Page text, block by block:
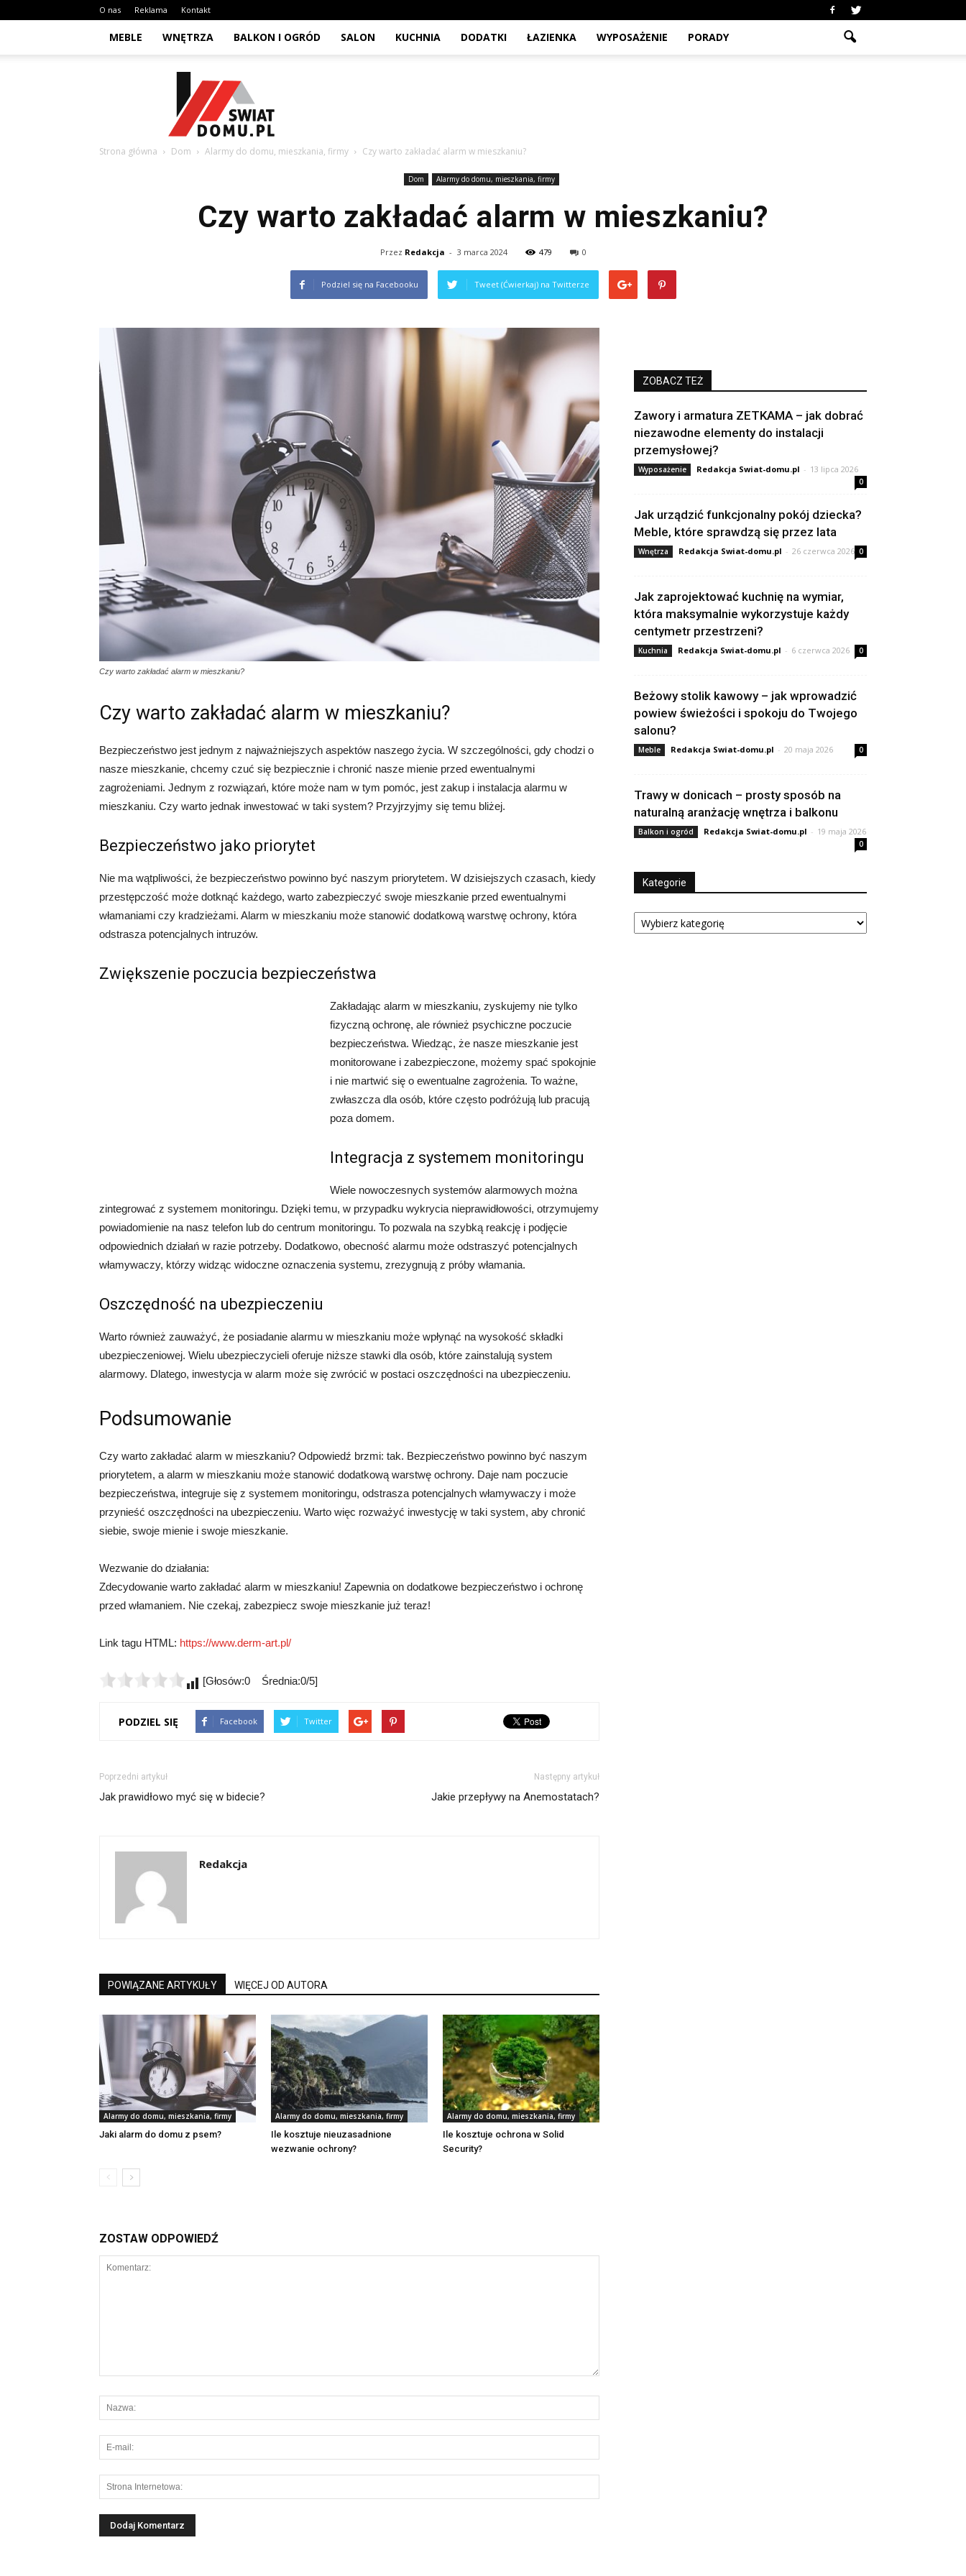
O nas Reklama Kontakt
MEBLE WNĘTRZA BALKON I OGRÓD SALON KUCHNIA DODATKI ŁAZIENKA WYPOSAŻENIE PORADY
Strona główna Dom Alarmy do domu, mieszkania, firmy Czy warto zakładać alarm w mieszkaniu?
Dom Alarmy do domu, mieszkania, firmy
Czy warto zakładać alarm w mieszkaniu?
Przez Redakcja - 3 marca 2024 479 0
Podziel się na Facebooku Tweet (Ćwierkaj) na Twitterze
Czy warto zakładać alarm w mieszkaniu?
Czy warto zakładać alarm w mieszkaniu?
Bezpieczeństwo jest jednym z najważniejszych aspektów naszego życia. W szczególności, gdy chodzi o
nasze mieszkanie, chcemy czuć się bezpiecznie i chronić nasze mienie przed ewentualnymi
zagrożeniami. Jednym z rozwiązań, które może nam w tym pomóc, jest zakup i instalacja alarmu w
mieszkaniu. Czy warto jednak inwestować w taki system? Przyjrzyjmy się temu bliżej.
Bezpieczeństwo jako priorytet
Nie ma wątpliwości, że bezpieczeństwo powinno być naszym priorytetem. W dzisiejszych czasach, kiedy
przestępczość może dotknąć każdego, warto zabezpieczyć swoje mieszkanie przed ewentualnymi
włamaniami czy kradzieżami. Alarm w mieszkaniu może stanowić dodatkową warstwę ochrony, która
odstrasza potencjalnych intruzów.
Zwiększenie poczucia bezpieczeństwa
Zakładając alarm w mieszkaniu, zyskujemy nie tylko
fizyczną ochronę, ale również psychiczne poczucie
bezpieczeństwa. Wiedząc, że nasze mieszkanie jest
monitorowane i zabezpieczone, możemy spać spokojnie
i nie martwić się o ewentualne zagrożenia. To ważne,
zwłaszcza dla osób, które często podróżują lub pracują
poza domem.
Integracja z systemem monitoringu
Wiele nowoczesnych systemów alarmowych można
zintegrować z systemem monitoringu. Dzięki temu, w przypadku wykrycia nieprawidłowości, otrzymujemy
powiadomienie na nasz telefon lub do centrum monitoringu. To pozwala na szybką reakcję i podjęcie
odpowiednich działań w razie potrzeby. Dodatkowo, obecność alarmu może odstraszyć potencjalnych
włamywaczy, którzy widząc widoczne oznaczenia systemu, zrezygnują z próby włamania.
Oszczędność na ubezpieczeniu
Warto również zauważyć, że posiadanie alarmu w mieszkaniu może wpłynąć na wysokość składki
ubezpieczeniowej. Wielu ubezpieczycieli oferuje niższe stawki dla osób, które zainstalują system
alarmowy. Dlatego, inwestycja w alarm może się zwrócić w postaci oszczędności na ubezpieczeniu.
Podsumowanie
Czy warto zakładać alarm w mieszkaniu? Odpowiedź brzmi: tak. Bezpieczeństwo powinno być naszym
priorytetem, a alarm w mieszkaniu może stanowić dodatkową warstwę ochrony. Daje nam poczucie
bezpieczeństwa, integruje się z systemem monitoringu, odstrasza potencjalnych włamywaczy i może
przynieść oszczędności na ubezpieczeniu. Warto więc rozważyć inwestycję w taki system, aby chronić
siebie, swoje mienie i swoje mieszkanie.
Wezwanie do działania:
Zdecydowanie warto zakładać alarm w mieszkaniu! Zapewnia on dodatkowe bezpieczeństwo i ochronę
przed włamaniem. Nie czekaj, zabezpiecz swoje mieszkanie już teraz!
Link tagu HTML: https://www.derm-art.pl/
[Głosów:0 Średnia:0/5]
PODZIEL SIĘ Facebook Twitter
Poprzedni artykuł
Jak prawidłowo myć się w bidecie?
Następny artykuł
Jakie przepływy na Anemostatach?
Redakcja
POWIĄZANE ARTYKUŁY WIĘCEJ OD AUTORA
Alarmy do domu, mieszkania, firmy
Jaki alarm do domu z psem?
Alarmy do domu, mieszkania, firmy
Ile kosztuje nieuzasadnione
wezwanie ochrony?
Alarmy do domu, mieszkania, firmy
Ile kosztuje ochrona w Solid
Security?
ZOSTAW ODPOWIEDŹ
ZOBACZ TEŻ
Zawory i armatura ZETKAMA – jak dobrać
niezawodne elementy do instalacji
przemysłowej?
Wyposażenie Redakcja Swiat-domu.pl - 13 lipca 2026
0
Jak urządzić funkcjonalny pokój dziecka?
Meble, które sprawdzą się przez lata
Wnętrza Redakcja Swiat-domu.pl - 26 czerwca 2026 0
Jak zaprojektować kuchnię na wymiar,
która maksymalnie wykorzystuje każdy
centymetr przestrzeni?
Kuchnia Redakcja Swiat-domu.pl - 6 czerwca 2026 0
Beżowy stolik kawowy – jak wprowadzić
powiew świeżości i spokoju do Twojego
salonu?
Meble Redakcja Swiat-domu.pl - 20 maja 2026 0
Trawy w donicach – prosty sposób na
naturalną aranżację wnętrza i balkonu
Balkon i ogród Redakcja Swiat-domu.pl - 19 maja 2026
0
Kategorie
Kategorie